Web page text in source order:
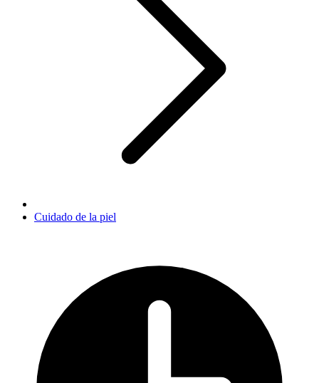
Cuidado de la piel